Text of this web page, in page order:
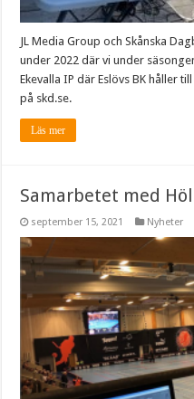
JL Media Group och Skånska
under 2022 där vi under
Ekevalla IP där Eslövs BK håller
på skd.se.
Läs mer
Samarbetet med
september 15, 2021 Nyheter